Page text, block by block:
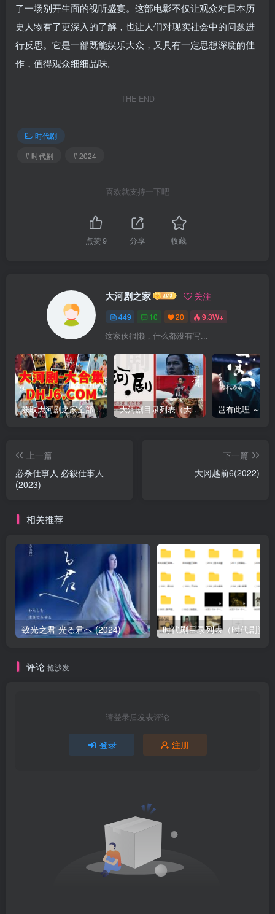
了一场别开生面的视听盛宴。这部电影不仅让观众对日本历
史人物有了更深入的了解，也让人们对现实社会中的问题进
行反思。它是一部既能娱乐大众，又具有一定思想深度的佳
作，值得观众细细品味。
THE END
时代剧
# 时代剧
# 2024
喜欢就支持一下吧
点赞9 分享 收藏
大河剧之家 关注
449 10 20 9.3W+
这家伙很懒，什么都没有写...
获取大河剧之家全部资源 大河剧目录列表（大河剧资源以本目录为准）
上一篇
必杀仕事人 必殺仕事人
(2023)
下一篇
大冈越前6(2022)
相关推荐
致光之君 光る君へ (2024)
评论 抢沙发
请登录后发表评论
登录 注册